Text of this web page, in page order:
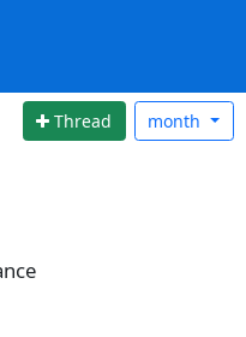
Thread month